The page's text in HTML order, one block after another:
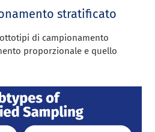
stratificato
di campionamento
proporzionale e quello